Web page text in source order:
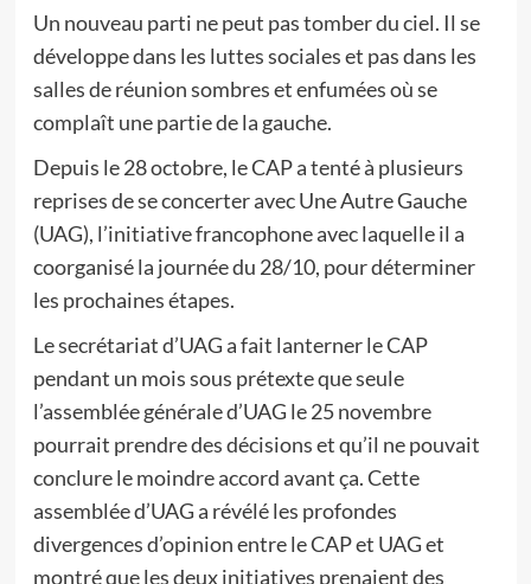
Un nouveau parti ne peut pas tomber du ciel. Il se
développe dans les luttes sociales et pas dans les
salles de réunion sombres et enfumées où se
complaît une partie de la gauche.
Depuis le 28 octobre, le CAP a tenté à plusieurs
reprises de se concerter avec Une Autre Gauche
(UAG), l’initiative francophone avec laquelle il a
coorganisé la journée du 28/10, pour déterminer
les prochaines étapes.
Le secrétariat d’UAG a fait lanterner le CAP
pendant un mois sous prétexte que seule
l’assemblée générale d’UAG le 25 novembre
pourrait prendre des décisions et qu’il ne pouvait
conclure le moindre accord avant ça. Cette
assemblée d’UAG a révélé les profondes
divergences d’opinion entre le CAP et UAG et
montré que les deux initiatives prenaient des